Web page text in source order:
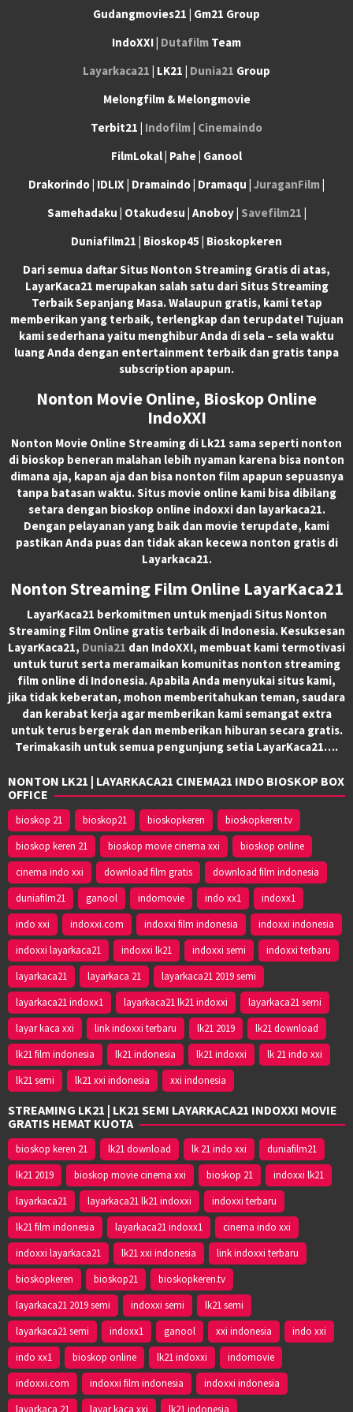
Gudangmovies21 | Gm21 Group
IndoXXI | Dutafilm Team
Layarkaca21 | LK21 | Dunia21 Group
Melongfilm & Melongmovie
Terbit21 | Indofilm| Cinemaindo
FilmLokal | Pahe | Ganool
Drakorindo | IDLIX | Dramaindo | Dramaqu | JuraganFilm|
Samehadaku | Otakudesu | Anoboy | Savefilm21 |
Duniafilm21 | Bioskop45 | Bioskopkeren
Dari semua daftar Situs Nonton Streaming Gratis di atas,
LayarKaca21 merupakan salah satu dari Situs Streaming
Terbaik Sepanjang Masa. Walaupun gratis, kami tetap
memberikan yang terbaik, terlengkap dan terupdate! Tujuan
kami sederhana yaitu menghibur Anda di sela – sela waktu
luang Anda dengan entertainment terbaik dan gratis tanpa
subscription apapun.
Nonton Movie Online, Bioskop Online
IndoXXI
Nonton Movie Online Streaming di Lk21 sama seperti nonton
di bioskop beneran malahan lebih nyaman karena bisa nonton
dimana aja, kapan aja dan bisa nonton film apapun sepuasnya
tanpa batasan waktu. Situs movie online kami bisa dibilang
setara dengan bioskop online indoxxi dan layarkaca21.
Dengan pelayanan yang baik dan movie terupdate, kami
pastikan Anda puas dan tidak akan kecewa nonton gratis di
Layarkaca21.
Nonton Streaming Film Online LayarKaca21
LayarKaca21 berkomitmen untuk menjadi Situs Nonton
Streaming Film Online gratis terbaik di Indonesia. Kesuksesan
LayarKaca21, Dunia21 dan IndoXXI, membuat kami termotivasi
untuk turut serta meramaikan komunitas nonton streaming
film online di Indonesia. Apabila Anda menyukai situs kami,
jika tidak keberatan, mohon memberitahukan teman, saudara
dan kerabat kerja agar memberikan kami semangat extra
untuk terus bergerak dan memberikan hiburan secara gratis.
Terimakasih untuk semua pengunjung setia LayarKaca21….
NONTON LK21 | LAYARKACA21 CINEMA21 INDO BIOSKOP BOX
OFFICE
bioskop 21 bioskop21 bioskopkeren
bioskopkeren.tv
bioskop keren 21
bioskop movie cinema xxi
bioskop online
cinema indo xxi
download film gratis
download film indonesia
duniafilm21
ganool indomovie indo xx1
indoxx1
indo xxi
indoxxi.com indoxxi film indonesia
indoxxi indonesia
indoxxi layarkaca21
indoxxi lk21 indoxxi semi
indoxxi terbaru
layarkaca21
layarkaca 21
layarkaca21 2019 semi
layarkaca21 indoxx1
layarkaca21 lk21 indoxxi
layarkaca21 semi
layar kaca xxi
link indoxxi terbaru lk21 2019
lk21 download
lk21 film indonesia
lk21 indonesia lk21 indoxxi
lk 21 indo xxi
lk21 semi
lk21 xxi indonesia xxi indonesia
STREAMING LK21 | LK21 SEMI LAYARKACA21 INDOXXI MOVIE
GRATIS HEMAT KUOTA
bioskop keren 21 lk21 download lk 21 indo xxi
duniafilm21
lk21 2019
bioskop movie cinema xxi bioskop 21
indoxxi lk21
layarkaca21
layarkaca21 lk21 indoxxi
indoxxi terbaru
lk21 film indonesia
layarkaca21 indoxx1
cinema indo xxi
indoxxi layarkaca21
lk21 xxi indonesia
link indoxxi terbaru
bioskopkeren
bioskop21
bioskopkeren.tv
layarkaca21 2019 semi
indoxxi semi
lk21 semi
layarkaca21 semi
indoxx1 ganool xxi indonesia
indo xxi
indo xx1
bioskop online lk21 indoxxi
indomovie
indoxxi.com
indoxxi film indonesia
indoxxi indonesia
layarkaca 21
layar kaca xxi lk21 indonesia